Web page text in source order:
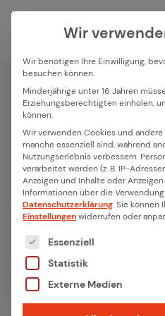
Suchfeld
Unternehmen
für
Eine klare Strategie
für einen
Breadcrumb-Navigation
Startseite Über uns
Wir
Wir benötigen Ihre Einwilligung,
besuchen können.
Minderjährige unter 16 Jahren
Erziehungsberechtigten einholen,
können.
Wir verwenden Cookies und
manche essenziell sind, während
Nutzungserlebnis verbessern.
verarbeitet werden (z. B. IP-
Anzeigen und Inhalte oder
Informationen über die
Datenschutzerklärung.Sie können
Einstellungenwiderrufen oder
Es folgt eine Liste der
Essenziell
Statistik
Externe Medien